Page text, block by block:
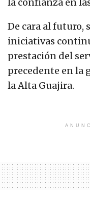
la confianza en
De cara al futuro,
iniciativas
prestación del
precedente en la
la Alta Guajira.